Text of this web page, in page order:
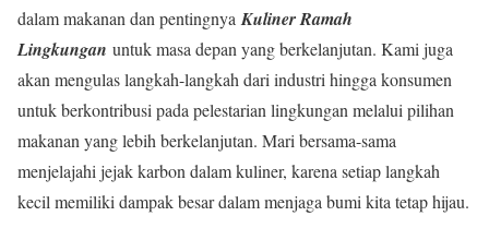
dalam makanan dan pentingnya Kuliner Ramah
Lingkungan untuk masa depan yang berkelanjutan. Kami juga
akan mengulas langkah-langkah dari industri hingga konsumen
untuk berkontribusi pada pelestarian lingkungan melalui pilihan
makanan yang lebih berkelanjutan. Mari bersama-sama
menjelajahi jejak karbon dalam kuliner, karena setiap langkah
kecil memiliki dampak besar dalam menjaga bumi kita tetap hijau.